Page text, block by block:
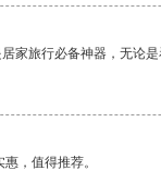
家旅行必备神器，无论
，值得推荐。